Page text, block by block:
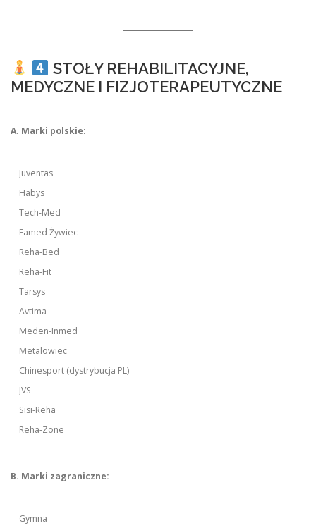
STOŁY REHABILITACYJNE,
MEDYCZNE I FIZJOTERAPEUTYCZNE
A. Marki polskie:
Juventas
Habys
Tech-Med
Famed Żywiec
Reha-Bed
Reha-Fit
Tarsys
Avtima
Meden-Inmed
Metalowiec
Chinesport (dystrybucja PL)
JVS
Sisi-Reha
Reha-Zone
B. Marki zagraniczne:
Gymna